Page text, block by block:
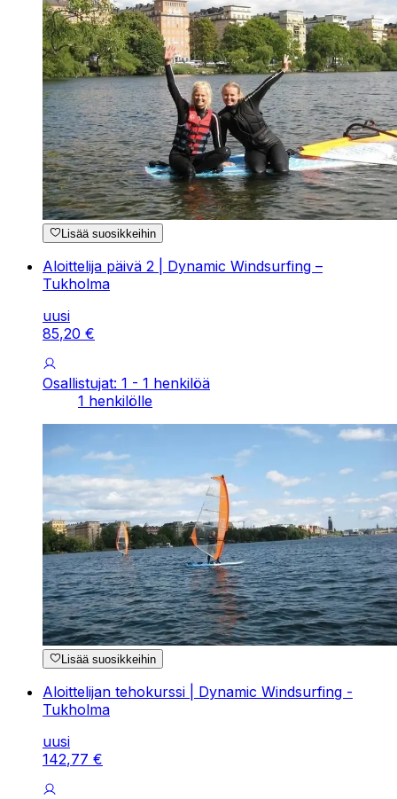
Lisää suosikkeihin
Aloittelija päivä 2 | Dynamic Windsurfing –
Tukholma
uusi
85,20 €
Osallistujat: 1 - 1 henkilöä
1 henkilölle
Lisää suosikkeihin
Aloittelijan tehokurssi | Dynamic Windsurfing -
Tukholma
uusi
142,77 €